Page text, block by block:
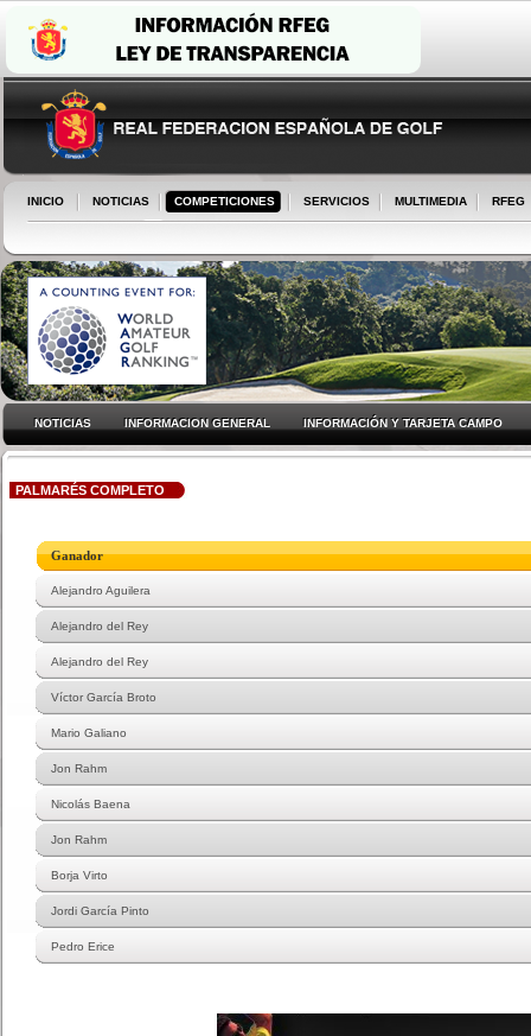
INICIO NOTICIAS COMPETICIONES SERVICIOS MULTIMEDIA RFEG
NOTICIAS INFORMACION GENERAL INFORMACIÓN Y TARJETA CAMPO
PALMARÉS COMPLETO
Ganador
Alejandro Aguilera
Alejandro del Rey
Alejandro del Rey
Víctor García Broto
Mario Galiano
Jon Rahm
Nicolás Baena
Jon Rahm
Borja Virto
Jordi García Pinto
Pedro Erice